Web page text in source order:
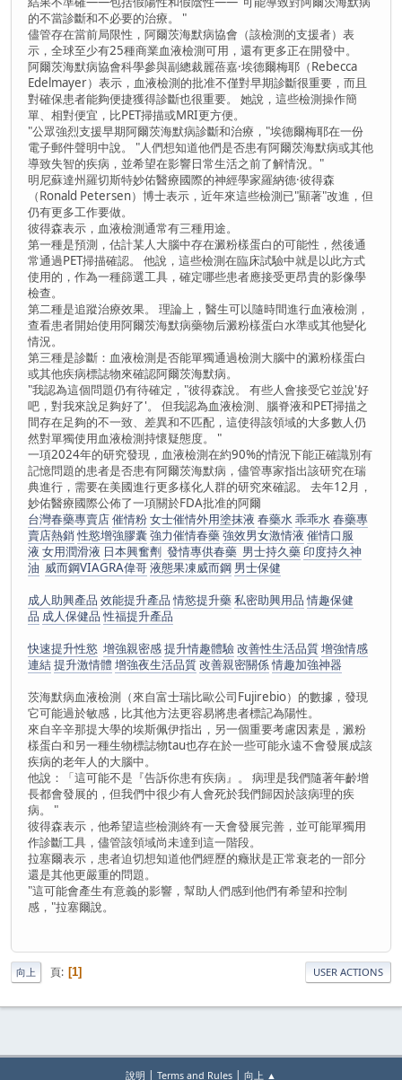
的不當診斷和不必要的治療。 "
儘管存在當前局限性，阿爾茨海默病協會（該檢測的支援者）表
示，全球至少有25種商業血液檢測可用，還有更多正在開發中。
阿爾茨海默病協會科學參與副總裁麗蓓嘉·埃德爾梅耶（Rebecca
Edelmayer）表示，血液檢測的批准不僅對早期診斷很重要，而且
對確保患者能夠便捷獲得診斷也很重要。 她說，這些檢測操作簡
單、相對便宜，比PET掃描或MRI更方便。
"公眾強烈支援早期阿爾茨海默病診斷和治療，"埃德爾梅耶在一份
電子郵件聲明中說。 "人們想知道他們是否患有阿爾茨海默病或其他
導致失智的疾病，並希望在影響日常生活之前了解情況。"
明尼蘇達州羅切斯特妙佑醫療國際的神經學家羅納德·彼得森
（Ronald Petersen）博士表示，近年來這些檢測已"顯著"改進，但
仍有更多工作要做。
彼得森表示，血液檢測通常有三種用途。
第一種是預測，估計某人大腦中存在澱粉樣蛋白的可能性，然後通
常通過PET掃描確認。 他說，這些檢測在臨床試驗中就是以此方式
使用的，作為一種篩選工具，確定哪些患者應接受更昂貴的影像學
檢查。
第二種是追蹤治療效果。 理論上，醫生可以隨時間進行血液檢測，
查看患者開始使用阿爾茨海默病藥物后澱粉樣蛋白水準或其他變化
情況。
第三種是診斷：血液檢測是否能單獨通過檢測大腦中的澱粉樣蛋白
或其他疾病標誌物來確認阿爾茨海默病。
"我認為這個問題仍有待確定，"彼得森說。 有些人會接受它並說'好
吧，對我來說足夠好了'。 但我認為血液檢測、腦脊液和PET掃描之
間存在足夠的不一致、差異和不匹配，這使得該領域的大多數人仍
然對單獨使用血液檢測持懷疑態度。 "
一項2024年的研究發現，血液檢測在約90%的情況下能正確識別有
記憶問題的患者是否患有阿爾茨海默病，儘管專家指出該研究在瑞
典進行，需要在美國進行更多樣化人群的研究來確認。 去年12月，
妙佑醫療國際公佈了一項關於FDA批准的阿爾
台灣春藥專賣店催情粉女士催情外用塗抹液 春藥水乖乖水春藥專
賣店熱銷性慾增強膠囊強力催情春藥強效男女激情液 催情口服
液 女用潤滑液 日本興奮劑 發情專供春藥 男士持久藥 印度持久神
油 威而鋼VIAGRA偉哥液態果凍威而鋼 男士保健
成人助興產品 效能提升產品 情慾提升藥私密助興用品 情趣保健
品 成人保健品 性福提升產品
快速提升性慾 增強親密感提升情趣體驗改善性生活品質增強情感
連結提升激情體 增強夜生活品質改善親密關係情趣加強神器
茨海默病血液檢測（來自富士瑞比歐公司Fujirebio）的數據，發現
它可能過於敏感，比其他方法更容易將患者標記為陽性。
來自辛辛那提大學的埃斯佩伊指出，另一個重要考慮因素是，澱粉
樣蛋白和另一種生物標誌物tau也存在於一些可能永遠不會發展成該
疾病的老年人的大腦中。
他說：「這可能不是『告訴你患有疾病』。 病理是我們隨著年齡增
長都會發展的，但我們中很少有人會死於我們歸因於該病理的疾
病。 "
彼得森表示，他希望這些檢測終有一天會發展完善，並可能單獨用
作診斷工具，儘管該領域尚未達到這一階段。
拉塞爾表示，患者迫切想知道他們經歷的癥狀是正常衰老的一部分
還是其他更嚴重的問題。
"這可能會產生有意義的影響，幫助人們感到他們有希望和控制
感，"拉塞爾說。
向上 頁 1 USER ACTIONS
說明 Terms and Rules 向上 ▲